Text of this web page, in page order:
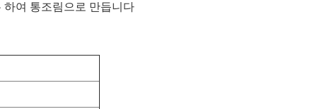
여 통조림으로 만듭니다